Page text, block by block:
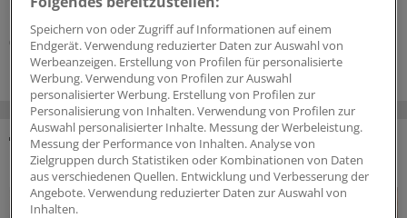
nicht? Kassenärzte und Krankenkassen verhandeln.
06.08.2026
DAS KÖNNTE SIE AUCH INTERESSIEREN
Speichern von oder Zugriff auf Informationen auf einem
Endgerät. Verwendung reduzierter Daten zur Auswahl von
Werbeanzeigen. Erstellung von Profilen für personalisierte
Werbung. Verwendung von Profilen zur Auswahl
personalisierter Werbung. Erstellung von Profilen zur
Personalisierung von Inhalten. Verwendung von Profilen zur
Auswahl personalisierter Inhalte. Messung der Werbeleistung.
Messung der Performance von Inhalten. Analyse von
Zielgruppen durch Statistiken oder Kombinationen von Daten
aus verschiedenen Quellen. Entwicklung und Verbesserung der
Angebote. Verwendung reduzierter Daten zur Auswahl von
Inhalten.